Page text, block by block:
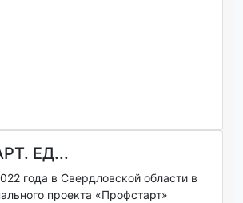
ЕД...
года в Свердловской области в
проекта «Профстарт»